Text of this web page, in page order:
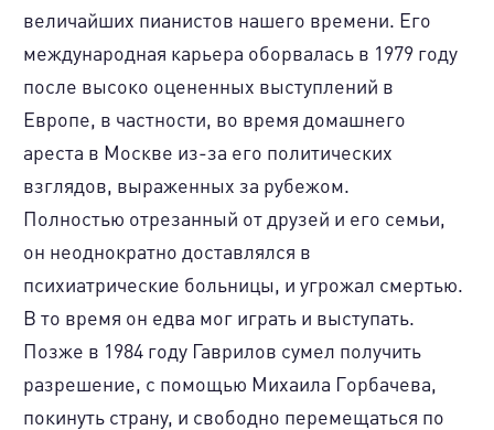
величайших пианистов нашего времени. Его
международная карьера оборвалась в 1979 году
после высоко оцененных выступлений в
Европе, в частности, во время домашнего
ареста в Москве из-за его политических
взглядов, выраженных за рубежом.
Полностью отрезанный от друзей и его семьи,
он неоднократно доставлялся в
психиатрические больницы, и угрожал смертью.
В то время он едва мог играть и выступать.
Позже в 1984 году Гаврилов сумел получить
разрешение, с помощью Михаила Горбачева,
покинуть страну, и свободно перемещаться по